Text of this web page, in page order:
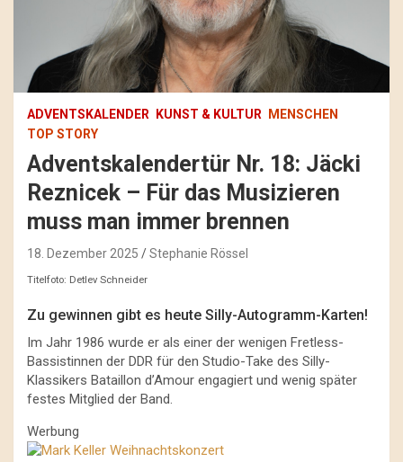
ADVENTSKALENDER KUNST & KULTUR
MENSCHEN
TOP STORY
Adventskalendertür Nr. 18: Jäcki
Reznicek – Für das Musizieren
muss man immer brennen
18. Dezember 2025 Stephanie Rössel
Titelfoto: Detlev Schneider
Zu gewinnen gibt es heute Silly-Autogramm-Karten!
Im Jahr 1986 wurde er als einer der wenigen Fretless-
Bassistinnen der DDR für den Studio-Take des Silly-
Klassikers Bataillon d’Amour engagiert und wenig später
festes Mitglied der Band.
Werbung